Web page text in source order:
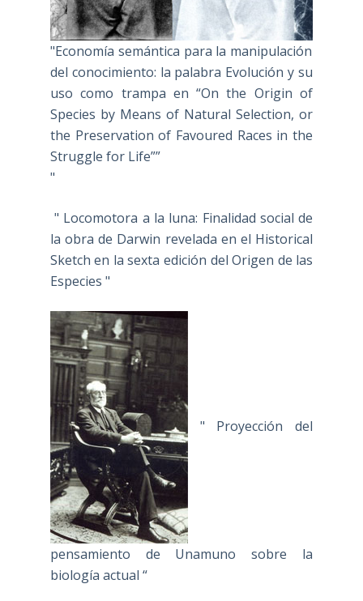
"Economía semántica para la manipulación
del conocimiento: la palabra Evolución y su
uso como trampa en “On the Origin of
Species by Means of Natural Selection, or
the Preservation of Favoured Races in the
Struggle for Life””
"
" Locomotora a la luna: Finalidad social de
la obra de Darwin revelada en el Historical
Sketch en la sexta edición del Origen de las
Especies "
" Proyección del
pensamiento de Unamuno sobre la
biología actual “